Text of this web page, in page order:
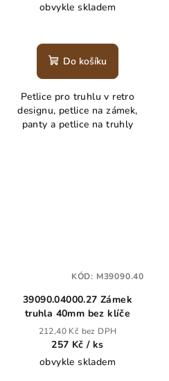
obvykle skladem
Do košíku
Petlice pro truhlu v retro
designu, petlice na zámek,
panty a petlice na truhly
39090.04000.27 Zámek
truhla 40mm bez klíče
212,40 Kč bez DPH
257 Kč/ ks
obvykle skladem
KÓD: M39090.40